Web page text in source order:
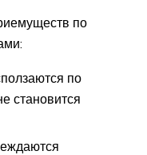
по
по
становится